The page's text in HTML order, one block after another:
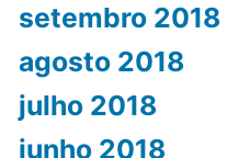
setembro 2018
agosto 2018
julho 2018
junho 2018